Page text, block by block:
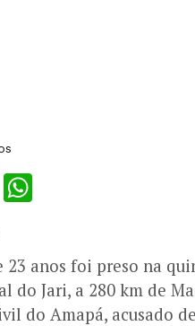
Email
23 anos foi preso na
do Jari, a 280 km de
do Amapá, acusado